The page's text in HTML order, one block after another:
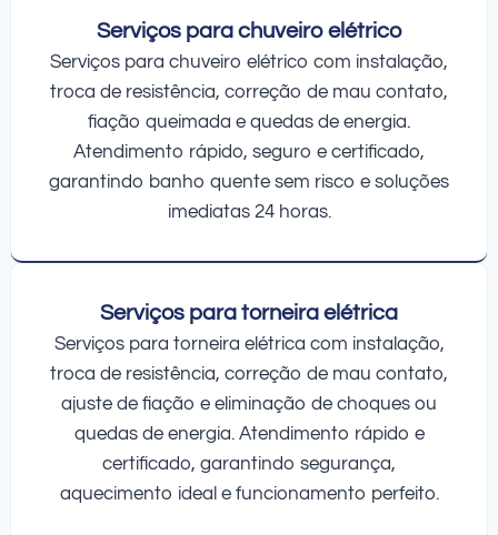
Serviços para chuveiro elétrico
Serviços para chuveiro elétrico com instalação,
troca de resistência, correção de mau contato,
fiação queimada e quedas de energia.
Atendimento rápido, seguro e certificado,
garantindo banho quente sem risco e soluções
imediatas 24 horas.
Serviços para torneira elétrica
Serviços para torneira elétrica com instalação,
troca de resistência, correção de mau contato,
ajuste de fiação e eliminação de choques ou
quedas de energia. Atendimento rápido e
certificado, garantindo segurança,
aquecimento ideal e funcionamento perfeito.